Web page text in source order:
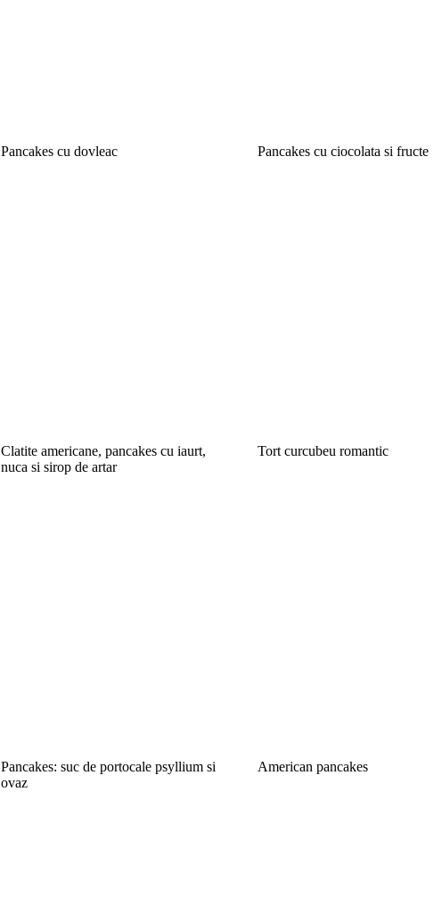
Pancakes cu dovleac Pancakes cu ciocolata si fructe
Clatite americane, pancakes cu iaurt,
nuca si sirop de artar
Tort curcubeu romantic
Pancakes: suc de portocale psyllium si
ovaz
American pancakes